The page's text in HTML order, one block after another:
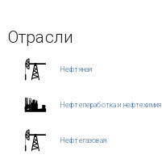
Отрасли
Нефтяная
Нефтепеработка и нефтехимия
Нефтегазовая